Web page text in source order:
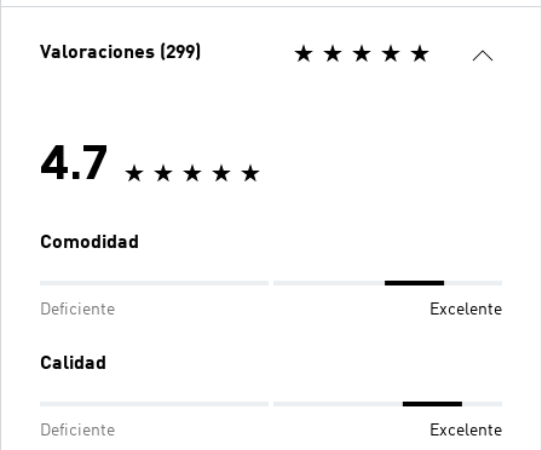
Valoraciones (299)
4.7
Comodidad
Deficiente Excelente
Calidad
Deficiente Excelente